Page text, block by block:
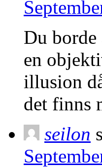
Du
en
illusion
det finns
seilon